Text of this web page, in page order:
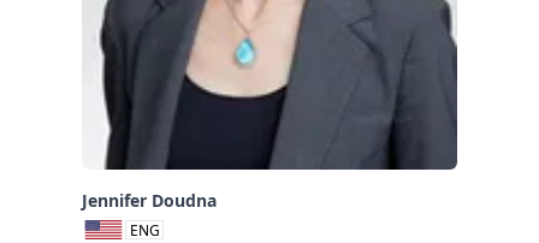
Jennifer Doudna
ENG